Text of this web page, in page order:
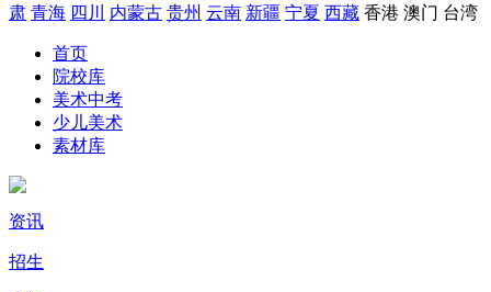
肃 青海 四川 内蒙古 贵州 云南 新疆 宁夏 西藏 香港 澳门 台湾
首页
院校库
美术中考
少儿美术
素材库
资讯
招生